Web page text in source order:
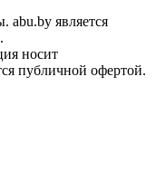
является
носит
публичной офертой.